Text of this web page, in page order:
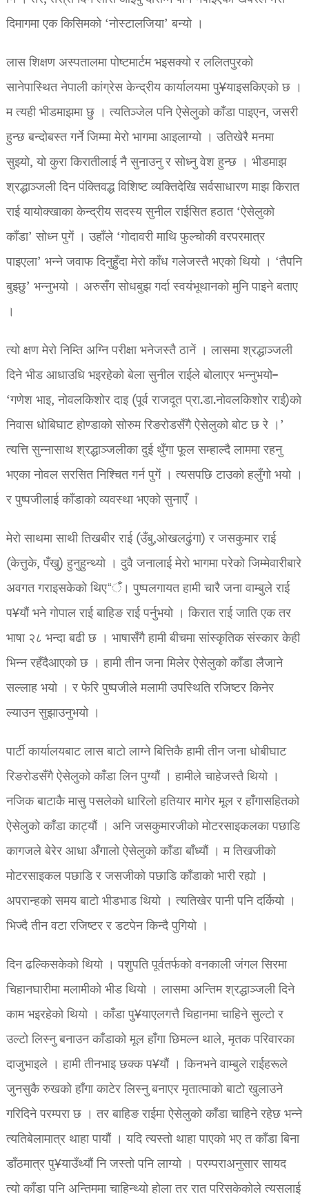
दिमागमा एक किसिमको ‘नोस्टालजिया’ बन्यो ।
लास शिक्षण अस्पतालमा पोष्टमार्टम भइसक्यो र ललितपुरको
सानेपास्थित नेपाली कांग्रेस केन्द्रीय कार्यालयमा पु¥याइसकिएको छ ।
म त्यही भीडमाझमा छु । त्यतिञ्जेल पनि ऐसेलुको काँडा पाइएन, जसरी
हुन्छ बन्दोबस्त गर्ने जिम्मा मेरो भागमा आइलाग्यो । उतिखेरै मनमा
सुझ्यो, यो कुरा किरातीलाई नै सुनाउनु र सोध्नु वेश हुन्छ । भीडमाझ
श्रद्धाञ्जली दिन पंक्तिवद्ध विशिष्ट व्यक्तिदेखि सर्वसाधारण माझ किरात
राई यायोक्खाका केन्द्रीय सदस्य सुनील राईसित हठात ‘ऐसेलुको
काँडा’ सोध्न पुगें । उहाँले ‘गोदावरी माथि फुल्चोकी वरपरमात्र
पाइएला’ भन्ने जवाफ दिनुहुँदा मेरो काँध गलेजस्तै भएको थियो । ‘तैपनि
बुझ्छु’ भन्नुभयो । अरुसँग सोधबुझ गर्दा स्वयंभूथानको मुनि पाइने बताए
।
त्यो क्षण मेरो निम्ति अग्नि परीक्षा भनेजस्तै ठानें । लासमा श्रद्धाञ्जली
दिने भीड आधाउधि भइरहेको बेला सुनील राईले बोलाएर भन्नुभयो–
‘गणेश भाइ, नोवलकिशोर दाइ (पूर्व राजदूत प्रा.डा.नोवलकिशोर राई)को
निवास धोबिघाट होण्डाको सोरुम रिङरोडसँगै ऐसेलुको बोट छ रे ।’
त्यत्ति सुन्नासाथ श्रद्धाञ्जलीका दुई थुँगा फूल सम्हाल्दै लाममा रहनु
भएका नोवल सरसित निश्चित गर्न पुगें । त्यसपछि टाउको हलुँगो भयो ।
र पुष्पजीलाई काँडाको व्यवस्था भएको सुनाएँ ।
मेरो साथमा साथी तिखबीर राई (उँबु,ओखलढुंगा) र जसकुमार राई
(केत्तुके, पँखु) हुनुहुन्थ्यो । दुवै जनालाई मेरो भागमा परेको जिम्मेवारीबारे
अवगत गराइसकेको थिए“ँ। पुष्पलगायत हामी चारै जना वाम्बुले राई
प¥यौं भने गोपाल राई बाहिङ राई पर्नुभयो । किरात राई जाति एक तर
भाषा २८ भन्दा बढी छ । भाषासँगै हामी बीचमा सांस्कृतिक संस्कार केही
भिन्न रहँदैआएको छ । हामी तीन जना मिलेर ऐसेलुको काँडा लैजाने
सल्लाह भयो । र फेरि पुष्पजीले मलामी उपस्थिति रजिष्टर किनेर
ल्याउन सुझाउनुभयो ।
पार्टी कार्यालयबाट लास बाटो लाग्ने बित्तिकै हामी तीन जना धोबीघाट
रिङरोडसँगै ऐसेलुको काँडा लिन पुग्यौं । हामीले चाहेजस्तै थियो ।
नजिक बाटाकै मासु पसलेको धारिलो हतियार मागेर मूल र हाँगासहितको
ऐसेलुको काँडा काट्यौं । अनि जसकुमारजीको मोटरसाइकलका पछाडि
कागजले बेरेर आधा अँगालो ऐसेलुको काँडा बाँध्यौं । म तिखजीको
मोटरसाइकल पछाडि र जसजीको पछाडि काँडाको भारी रह्यो ।
अपरान्हको समय बाटो भीडभाड थियो । त्यतिखेर पानी पनि दर्कियो ।
भिज्दै तीन वटा रजिष्टर र डटपेन किन्दै पुगियो ।
दिन ढल्किसकेको थियो । पशुपति पूर्वतर्फको वनकाली जंगल सिरमा
चिहानघारीमा मलामीको भीड थियो । लासमा अन्तिम श्रद्धाञ्जली दिने
काम भइरहेको थियो । काँडा पु¥याएलगत्तै चिहानमा चाहिने सुल्टो र
उल्टो लिस्नु बनाउन काँडाको मूल हाँगा छिमल्न थाले, मृतक परिवारका
दाजुभाइले । हामी तीनभाइ छक्क प¥यौं । किनभने वाम्बुले राईहरूले
जुनसुकै रुखको हाँगा काटेर लिस्नु बनाएर मृतात्माको बाटो खुलाउने
गरिदिने परम्परा छ । तर बाहिङ राईमा ऐसेलुको काँडा चाहिने रहेछ भन्ने
त्यतिबेलामात्र थाहा पायौं । यदि त्यस्तो थाहा पाएको भए त काँडा बिना
डाँठमात्र पु¥याउँथ्यौं नि जस्तो पनि लाग्यो । परम्पराअनुसार सायद
त्यो काँडा पनि अन्तिममा चाहिन्थ्यो होला तर रात परिसकेकोले त्यसलाई